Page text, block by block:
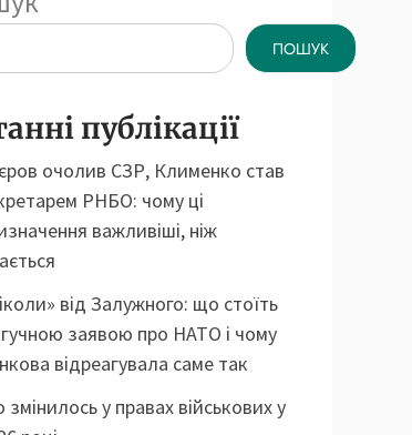
ПОШУК
публікації
очолив СЗР, Клименко став
РНБО: чому ці
важливіші, ніж
від Залужного: що стоїть
заявою про НАТО і чому
відреагувала саме так
у правах військових у